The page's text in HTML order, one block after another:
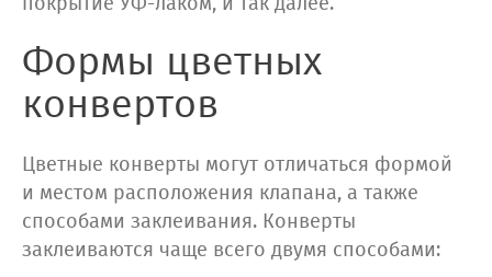
Формы цветных
конвертов
Цветные конверты могут отличаться формой
и местом расположения клапана, а также
способами заклеивания. Конверты
заклеиваются чаще всего двумя способами: